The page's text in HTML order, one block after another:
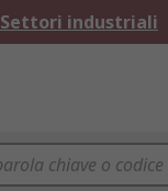
Settori industriali